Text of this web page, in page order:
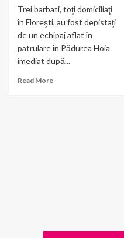
Trei barbati, toţi domiciliaţi
în Floreşti, au fost depistaţi
de un echipaj aflat în
patrulare în Pădurea Hoia
imediat după...
Read More